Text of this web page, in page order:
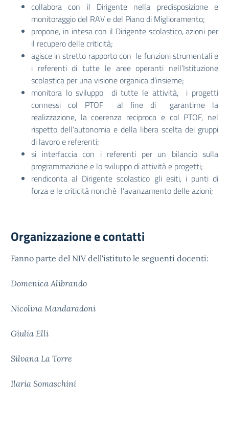
collabora con il Dirigente nella predisposizione e
monitoraggio del RAV e del Piano di Miglioramento;
propone, in intesa con il Dirigente scolastico, azioni per
il recupero delle criticità;
agisce in stretto rapporto con le funzioni strumentali e
i referenti di tutte le aree operanti nell’Istituzione
scolastica per una visione organica d’insieme;
monitora lo sviluppo di tutte le attività, i progetti
connessi col PTOF al fine di garantirne la
realizzazione, la coerenza reciproca e col PTOF, nel
rispetto dell’autonomia e della libera scelta dei gruppi
di lavoro e referenti;
si interfaccia con i referenti per un bilancio sulla
programmazione e lo sviluppo di attività e progetti;
rendiconta al Dirigente scolastico gli esiti, i punti di
forza e le criticità nonchè l’avanzamento delle azioni;
Organizzazione e contatti
Fanno parte del NIV dell'istituto le seguenti docenti:
Domenica Alibrando
Nicolina Mandaradoni
Giulia Elli
Silvana La Torre
Ilaria Somaschini